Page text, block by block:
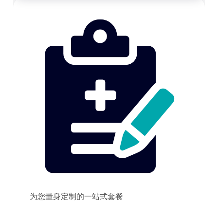
为您量身定制的一站式套餐